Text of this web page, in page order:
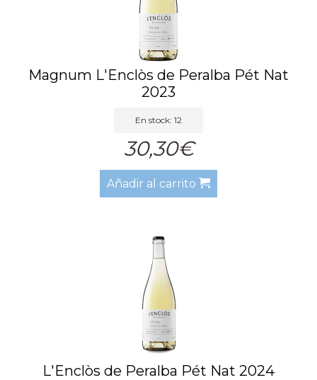
Magnum L'Enclòs de Peralba Pét Nat
2023
En stock: 12
30,30€
Añadir al carrito
L'Enclòs de Peralba Pét Nat 2024